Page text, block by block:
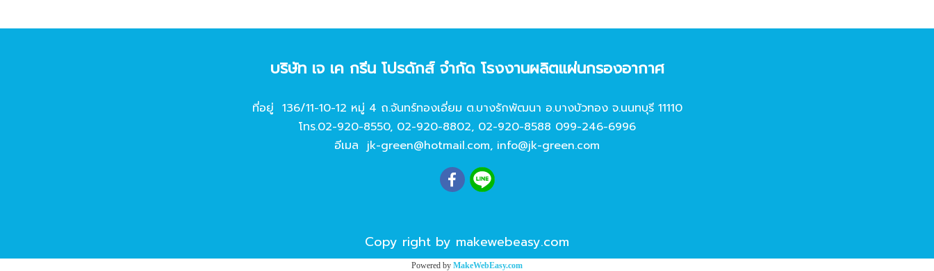
บริษัท เจ เค กรีน โปรดักส์ จํากัด โรงงานผลิตแผ่นกรองอากาศ
ที่อยู่ 136/11-10-12 หมู่ 4 ถ.จันทร์ทองเอี่ยม ต.บางรักพัฒนา อ.บางบัวทอง จ.นนทบุรี 11110
โทร.02-920-8550, 02-920-8802, 02-920-8588 099-246-6996
อีเมล jk-green@hotmail.com, info@jk-green.com
Copy right by makewebeasy.com
Powered by MakeWebEasy.com